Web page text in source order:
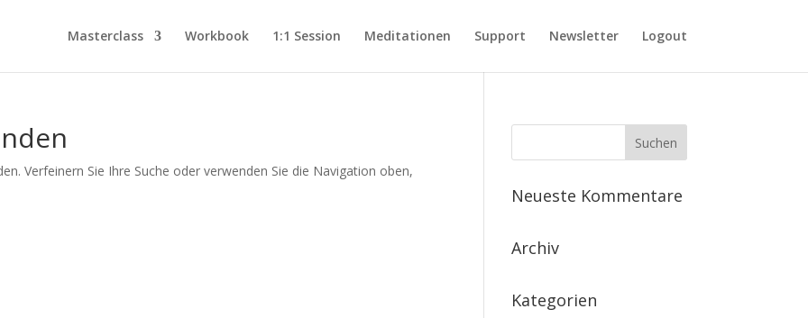
Masterclass Workbook 1:1 Session Meditationen Support Newsletter Logout
Verfeinern Sie Ihre Suche oder verwenden Sie die Navigation oben,
Neueste Kommentare
Archiv
Kategorien